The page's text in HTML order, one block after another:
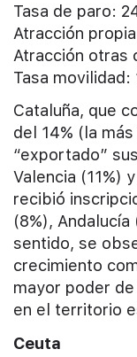
Tasa de paro:
Atracción
Atracción otras
Tasa movilidad:
Cataluña, que
del 14% (la
“exportado”
Valencia (11%)
recibió
(8%),
sentido, se
crecimiento
mayor poder
en el territorio
Ceuta